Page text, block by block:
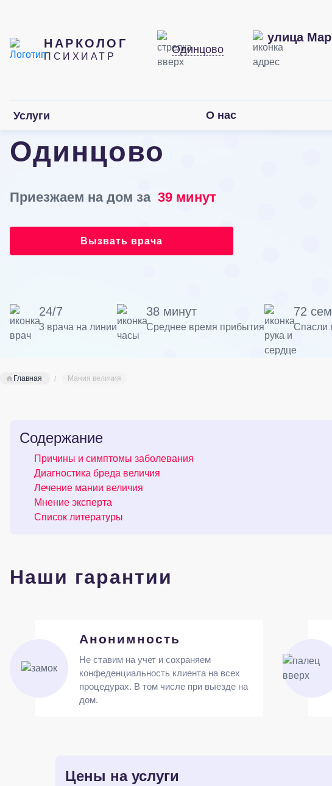
НАРКОЛОГ
ПСИХИАТР
Одинцово
улица
Услуги О нас
Лечение бреда
Одинцово
Приезжаем на дом за39 минут
Вызвать врача
24/7
3 врача на линии
38 минут
Среднее время прибытия
72
Спасли
Главная Мания величия
Содержание
Причины и симптомы заболевания
Диагностика бреда величия
Лечение мании величия
Мнение эксперта
Список литературы
Наши гарантии
Анонимность
Не ставим на учет и сохраняем
конфеденциальность клиента на всех
процедурах. В том числе при выезде на
дом.
Цены на услуги